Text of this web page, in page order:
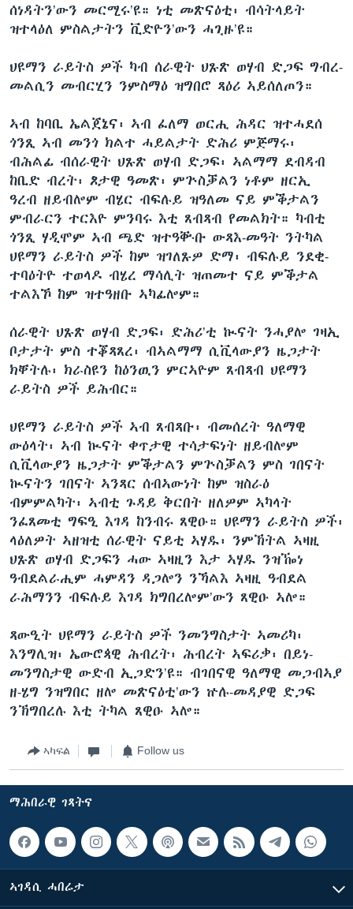
ሰነዳትን’ውን መርሚሩ’ዩ። ነቲ መጽናዕቲ፡ ብሳትላይት
ዝተላዕለ ምስልታትን ቪድዮን’ውን ሓጊዙ’ዩ።
ህዩማን ራይትስ ዎች ካብ ሰራዊት ህጹጽ ወሃብ ድጋፍ ግብረ-
መልሲን መብርሂን ንምስማዕ ዝግበሮ ጻዕሪ ኣይሰለጦን።
ኣብ ከባቢ ኤልጀኔና፡ ኣብ ፈለማ ወርሒ ሕዳር ዝተሓደሰ
ጎንጺ ኣብ መንጎ ክልተ ሓይልታት ድሕሪ ምጅማሩ፡
ብሕልፊ ብሰራዊት ህጹጽ ወሃብ ድጋፍ፡ ኣልማማ ደብዳብ
ከቢድ ብረት፡ ጾታዊ ዓመጽ፡ ምጕስቓልን ነቶም ዘርኢ
ዓረብ ዘይብሎም ብሄር ብፍሉይ ዝዓለመ ናይ ምቕታልን
ምብራርን ተርእዮ ምንባሩ እቲ ጸብጻብ የመልክት። ካብቲ
ጎንጺ ሃዲሞም ኣብ ጫድ ዝተዓቝቡ ውጻእ-መዓት ንትካል
ህዩማን ራይትስ ዎች ከም ዝገለጹዎ ድማ፡ ብፍሉይ ንደቂ-
ተባዕትዮ ተወላዶ ብሄረ ማሳሊት ዝጠመተ ናይ ምቕታል
ተልእኾ ከም ዝተዓዘቡ ኣካፊሎም።
ሰራዊት ህጹጽ ወሃብ ድጋፍ፡ ድሕሪ’ቲ ኲናት ንሓያሎ ገዛኢ
ቦታታት ምስ ተቖጻጸረ፡ ብኣልማማ ሲቪላውያን ዜጋታት
ክቐትሉ፡ ክራስዩን ከዕንዉን ምርኣዮም ጸብጻብ ህዩማን
ራይትስ ዎች ይሕብር።
ህዩማን ራይትስ ዎች ኣብ ጸብጻቡ፡ ብመሰረት ዓለማዊ
ውዕላት፡ ኣብ ኲናት ቀጥታዊ ተሳታፍነት ዘይብሎም
ሲቪላውያን ዜጋታት ምቕታልን ምጕስቓልን ምስ ገበናት
ኲናትን ገበናት ኣንጻር ሰብኣውነት ከም ዝስራዕ
ብምምልካት፡ ኣብቲ ጉዳይ ቅርበት ዘለዎም ኣካላት
ንፈጸመቲ ግፍዒ እገዳ ከንብሩ ጸዊዑ። ህዩማን ራይትስ ዎች፡
ላዕለዎት ኣዘዝቲ ሰራዊት ናይቲ ኣሃዱ፡ ንምኽትል ኣዛዚ
ህጹጽ ወሃብ ድጋፍን ሓው ኣዛዚን እታ ኣሃዱ ንዝዀነ
ዓብደልራሒም ሓምዳን ዳጋሎን ንኻልእ ኣዛዚ ዓብደል
ራሕማንን ብፍሉይ እገዳ ክግበረሎም’ውን ጸዊዑ ኣሎ።
ጻውዒት ህዩማን ራይትስ ዎች ንመንግስታት ኣመሪካ፡
እንግሊዝ፡ ኤውሮጳዊ ሕብረት፡ ሕብረት ኣፍሪቃ፡ በይነ-
መንግስታዊ ውድብ ኢጋድን’ዩ። ብገበናዊ ዓለማዊ መጋብኣያ
ዘ-ሄግ ንዝግበር ዘሎ መጽናዕቲ’ውን ኵሉ-መዳያዊ ድጋፍ
ንኽግበረሉ እቲ ትካል ጸዊዑ ኣሎ።
ኣካፍል Follow us
ማሕበራዊ ገጻትና
ኣገዳሲ ሓበሬታ